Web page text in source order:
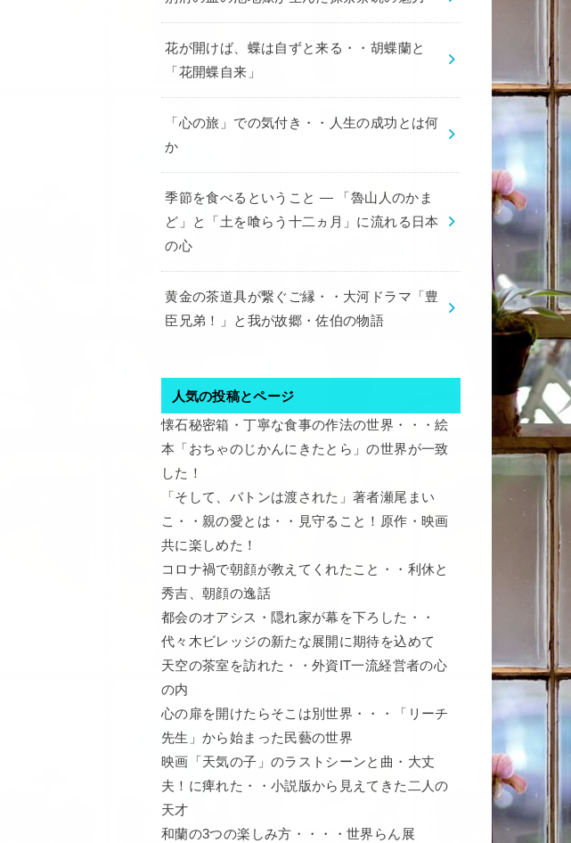
花が開けば、蝶は自ずと来る・・胡蝶蘭と
「花開蝶自来」
「心の旅」での気付き・・人生の成功とは何
か
季節を食べるということ ― 「魯山人のかま
ど」と「土を喰らう十二ヵ月」に流れる日本
の心
黄金の茶道具が繋ぐご縁・・大河ドラマ「豊
臣兄弟！」と我が故郷・佐伯の物語
人気の投稿とページ
懐石秘密箱・丁寧な食事の作法の世界・・・絵
本「おちゃのじかんにきたとら」の世界が一致
した！
「そして、バトンは渡された」著者瀬尾まい
こ・・親の愛とは・・見守ること！原作・映画
共に楽しめた！
コロナ禍で朝顔が教えてくれたこと・・利休と
秀吉、朝顔の逸話
都会のオアシス・隠れ家が幕を下ろした・・
代々木ビレッジの新たな展開に期待を込めて
天空の茶室を訪れた・・外資IT一流経営者の心
の内
心の扉を開けたらそこは別世界・・・「リーチ
先生」から始まった民藝の世界
映画「天気の子」のラストシーンと曲・大丈
夫！に痺れた・・小説版から見えてきた二人の
天才
和蘭の3つの楽しみ方・・・・世界らん展